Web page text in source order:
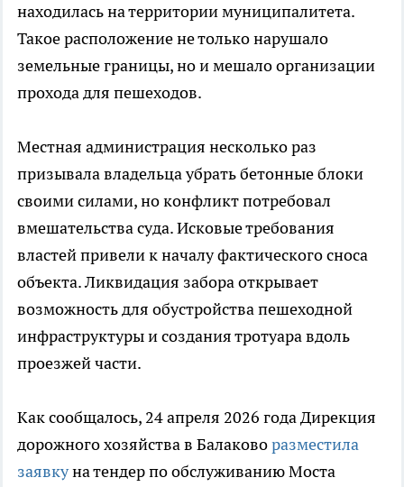
находилась на территории муниципалитета.
Такое расположение не только нарушало
земельные границы, но и мешало организации
прохода для пешеходов.
Местная администрация несколько раз
призывала владельца убрать бетонные блоки
своими силами, но конфликт потребовал
вмешательства суда. Исковые требования
властей привели к началу фактического сноса
объекта. Ликвидация забора открывает
возможность для обустройства пешеходной
инфраструктуры и создания тротуара вдоль
проезжей части.
Как сообщалось, 24 апреля 2026 года Дирекция
дорожного хозяйства в Балаковоразместила
заявкуна тендер по обслуживанию Моста